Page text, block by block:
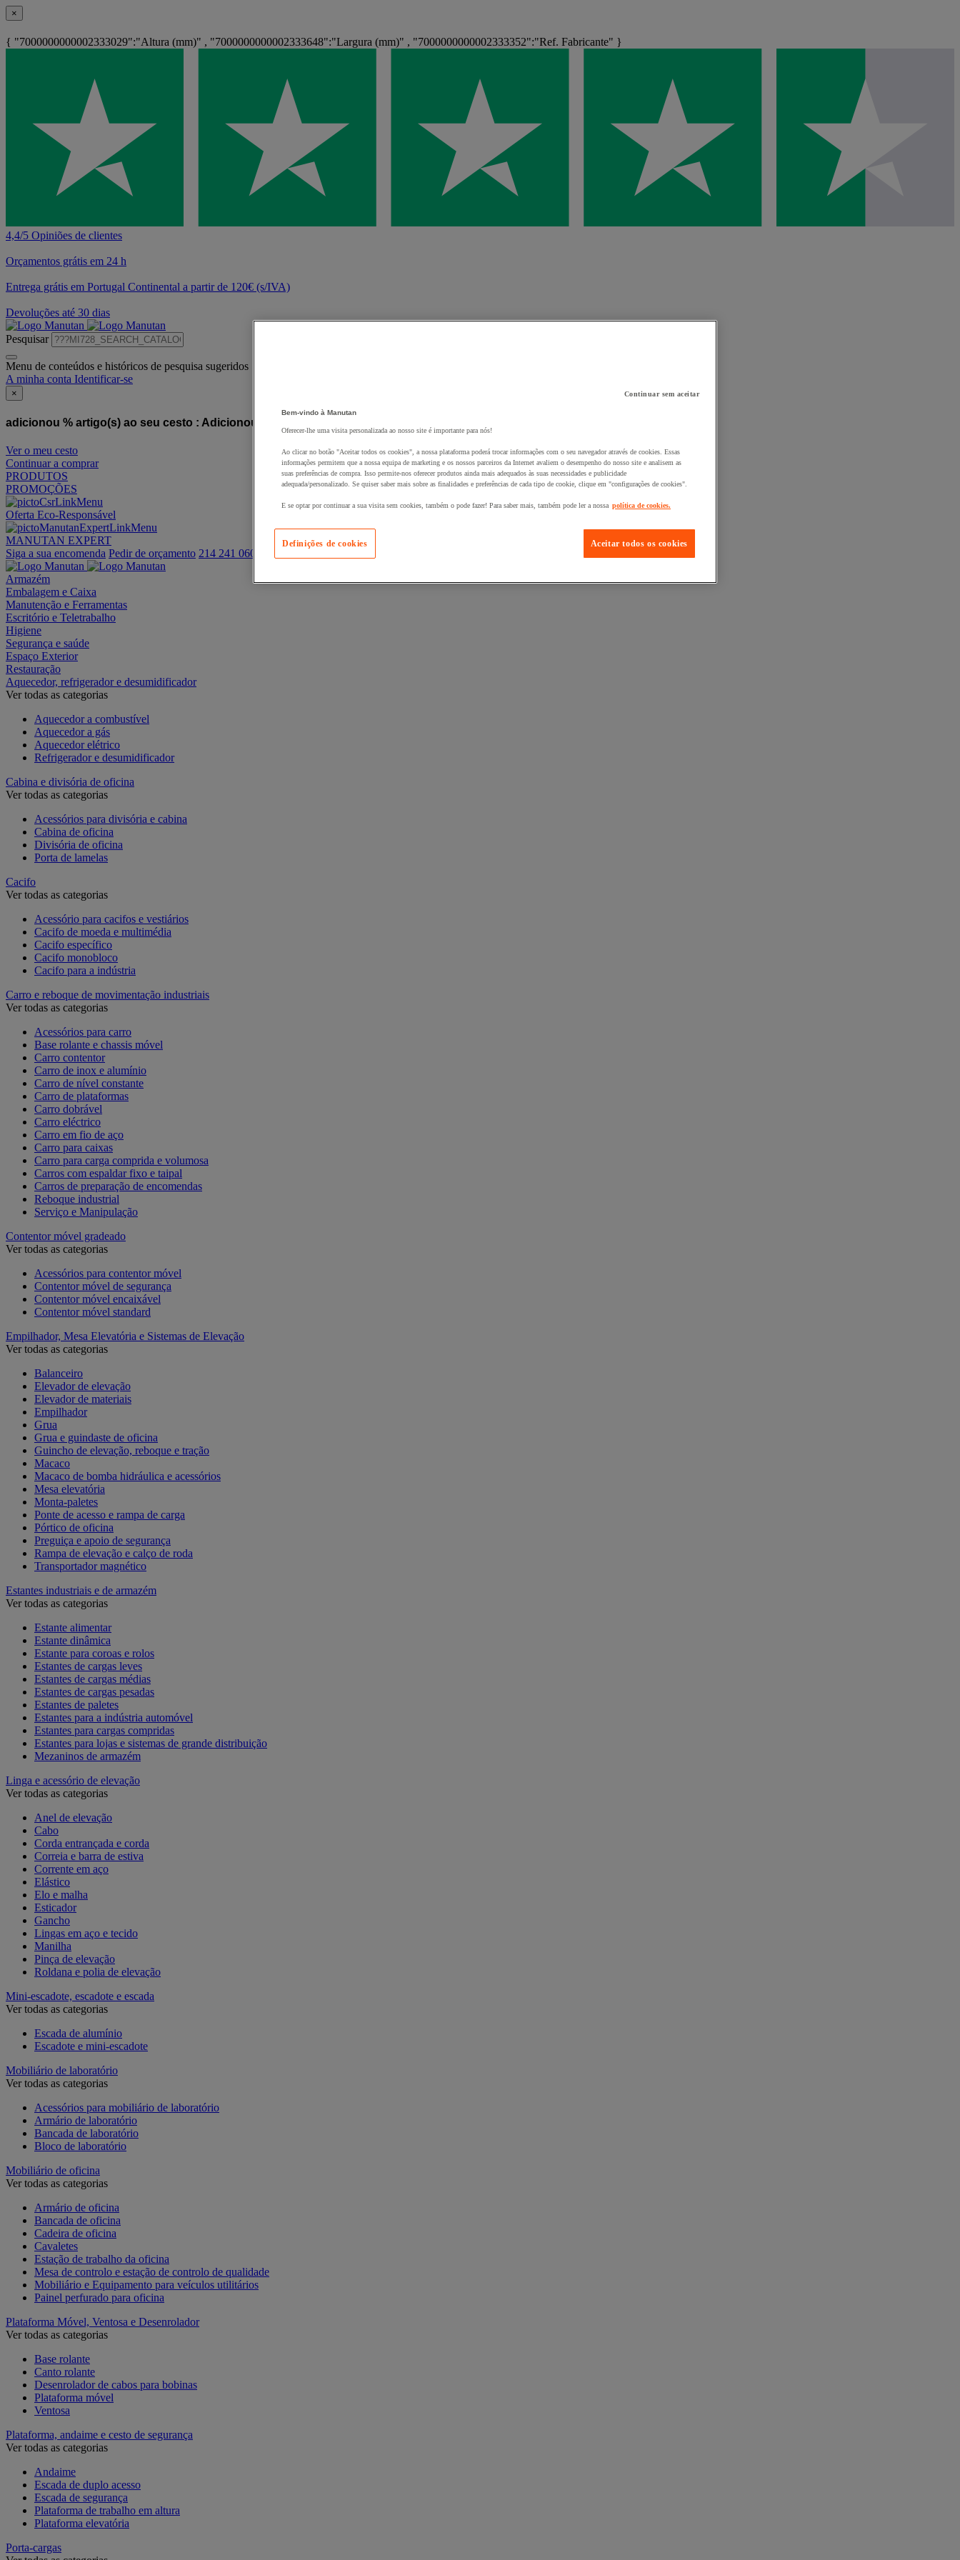
×
{ "7000000000002333029":"Altura (mm)" , "7000000000002333648":"Largura (mm)" , "7000000000002333352":"Ref. Fabricante" }
4,4/5 Opiniões de clientes
Orçamentos grátis em 24 h
Entrega grátis em Portugal Continental a partir de 120€ (s/IVA)
Devoluções até 30 dias
Pesquisar
Menu de conteúdos e históricos de pesquisa sugeridos
A minha conta Identificar-se
×
adicionou % artigo(s) ao seu cesto : Adicionou este artigo ao seu cesto :
Ver o meu cesto
Continuar a comprar
PRODUTOS
PROMOÇÕES
Oferta Eco-Responsável
MANUTAN EXPERT
Siga a sua encomenda Pedir de orçamento 214 241 060
Armazém
Embalagem e Caixa
Manutenção e Ferramentas
Escritório e Teletrabalho
Higiene
Segurança e saúde
Espaço Exterior
Restauração
Aquecedor, refrigerador e desumidificador
Ver todas as categorias
Aquecedor a combustível
Aquecedor a gás
Aquecedor elétrico
Refrigerador e desumidificador
Cabina e divisória de oficina
Ver todas as categorias
Acessórios para divisória e cabina
Cabina de oficina
Divisória de oficina
Porta de lamelas
Cacifo
Ver todas as categorias
Acessório para cacifos e vestiários
Cacifo de moeda e multimédia
Cacifo específico
Cacifo monobloco
Cacifo para a indústria
Carro e reboque de movimentação industriais
Ver todas as categorias
Acessórios para carro
Base rolante e chassis móvel
Carro contentor
Carro de inox e alumínio
Carro de nível constante
Carro de plataformas
Carro dobrável
Carro eléctrico
Carro em fio de aço
Carro para caixas
Carro para carga comprida e volumosa
Carros com espaldar fixo e taipal
Carros de preparação de encomendas
Reboque industrial
Serviço e Manipulação
Contentor móvel gradeado
Ver todas as categorias
Acessórios para contentor móvel
Contentor móvel de segurança
Contentor móvel encaixável
Contentor móvel standard
Empilhador, Mesa Elevatória e Sistemas de Elevação
Ver todas as categorias
Balanceiro
Elevador de elevação
Elevador de materiais
Empilhador
Grua
Grua e guindaste de oficina
Guincho de elevação, reboque e tração
Macaco
Macaco de bomba hidráulica e acessórios
Mesa elevatória
Monta-paletes
Ponte de acesso e rampa de carga
Pórtico de oficina
Preguiça e apoio de segurança
Rampa de elevação e calço de roda
Transportador magnético
Estantes industriais e de armazém
Ver todas as categorias
Estante alimentar
Estante dinâmica
Estante para coroas e rolos
Estantes de cargas leves
Estantes de cargas médias
Estantes de cargas pesadas
Estantes de paletes
Estantes para a indústria automóvel
Estantes para cargas compridas
Estantes para lojas e sistemas de grande distribuição
Mezaninos de armazém
Linga e acessório de elevação
Ver todas as categorias
Anel de elevação
Cabo
Corda entrançada e corda
Correia e barra de estiva
Corrente em aço
Elástico
Elo e malha
Esticador
Gancho
Lingas em aço e tecido
Manilha
Pinça de elevação
Roldana e polia de elevação
Mini-escadote, escadote e escada
Ver todas as categorias
Escada de alumínio
Escadote e mini-escadote
Mobiliário de laboratório
Ver todas as categorias
Acessórios para mobiliário de laboratório
Armário de laboratório
Bancada de laboratório
Bloco de laboratório
Mobiliário de oficina
Ver todas as categorias
Armário de oficina
Bancada de oficina
Cadeira de oficina
Cavaletes
Estação de trabalho da oficina
Mesa de controlo e estação de controlo de qualidade
Mobiliário e Equipamento para veículos utilitários
Painel perfurado para oficina
Plataforma Móvel, Ventosa e Desenrolador
Ver todas as categorias
Base rolante
Canto rolante
Desenrolador de cabos para bobinas
Plataforma móvel
Ventosa
Plataforma, andaime e cesto de segurança
Ver todas as categorias
Andaime
Escada de duplo acesso
Escada de segurança
Plataforma de trabalho em altura
Plataforma elevatória
Porta-cargas
Continuar sem aceitar
Bem-vindo à Manutan
Oferecer-lhe uma visita personalizada ao nosso site é importante para nós!
Ao clicar no botão "Aceitar todos os cookies", a nossa plataforma poderá trocar informações com o seu navegador através de cookies. Essas
informações permitem que a nossa equipa de marketing e os nossos parceiros da Internet avaliem o desempenho do nosso site e analisem as
suas preferências de compra. Isso permite-nos oferecer produtos ainda mais adequados às suas necessidades e publicidade
adequada/personalizado. Se quiser saber mais sobre as finalidades e preferências de cada tipo de cookie, clique em "configurações de cookies".
E se optar por continuar a sua visita sem cookies, também o pode fazer! Para saber mais, também pode ler a nossa política de cookies.
Aceitar todos os cookies
Definições de cookies